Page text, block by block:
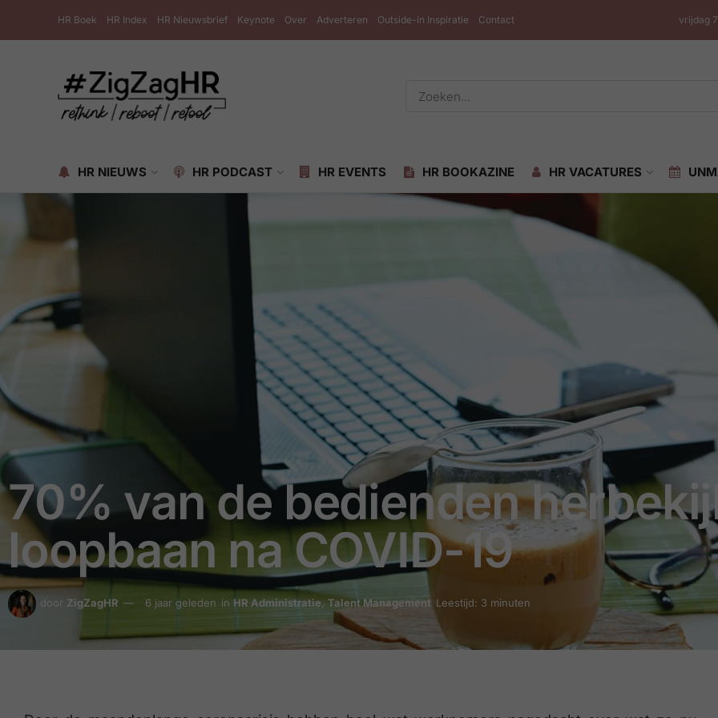
HR Boek HR Index HR Nieuwsbrief Keynote Over Adverteren Outside-in Inspiratie Contact vrijdag
HR NIEUWS HR PODCAST HR EVENTS HR BOOKAZINE HR VACATURES
70% van de bedienden
loopbaan na COVID-19
door ZigZagHR 6 jaar geleden in HR Administratie,Talent Management Leestijd: 3 minuten